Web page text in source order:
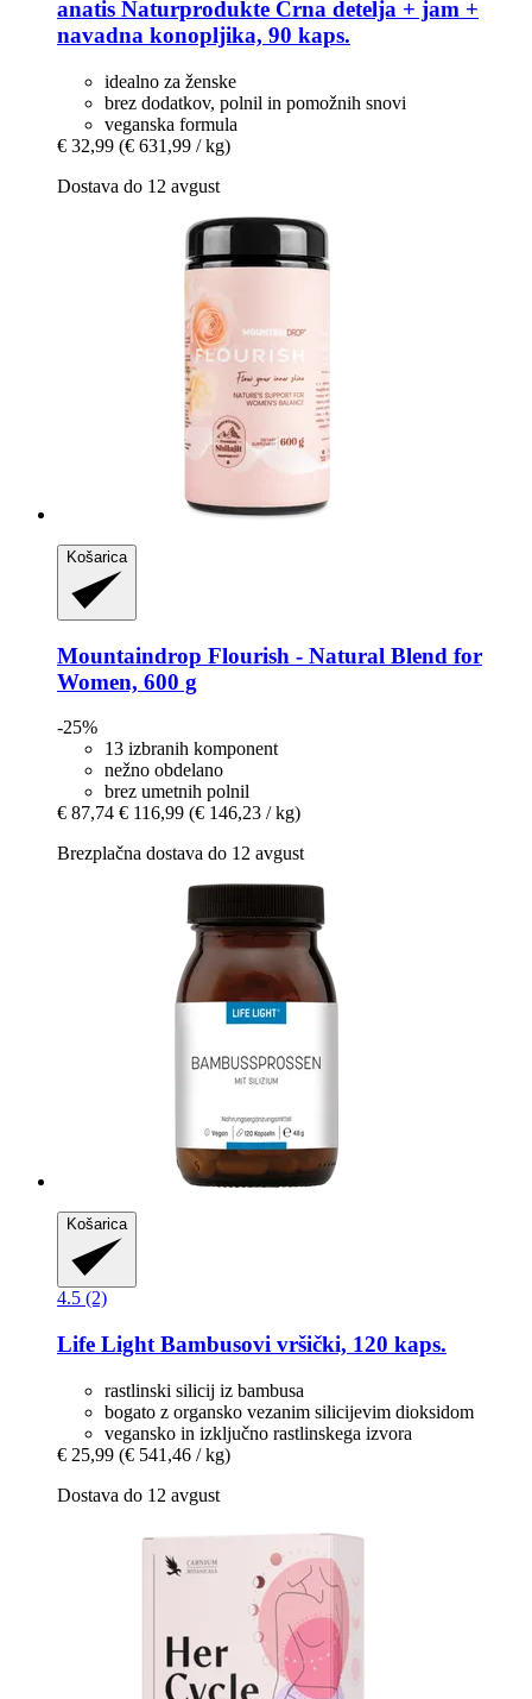
anatis Naturprodukte Črna detelja + jam +
navadna konopljika, 90 kaps.
idealno za ženske
brez dodatkov, polnil in pomožnih snovi
veganska formula
€ 32,99 (€ 631,99 / kg)
Dostava do 12 avgust
Košarica
Mountaindrop Flourish -​ Natural Blend for
Women, 600 g
-25%
13 izbranih komponent
nežno obdelano
brez umetnih polnil
€ 87,74 € 116,99 (€ 146,23 / kg)
Brezplačna dostava do 12 avgust
Košarica
4.5 (2)
Life Light Bambusovi vršički, 120 kaps.
rastlinski silicij iz bambusa
bogato z organsko vezanim silicijevim dioksidom
vegansko in izključno rastlinskega izvora
€ 25,99 (€ 541,46 / kg)
Dostava do 12 avgust